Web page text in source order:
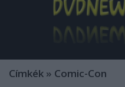
Címkék » Comic-Con